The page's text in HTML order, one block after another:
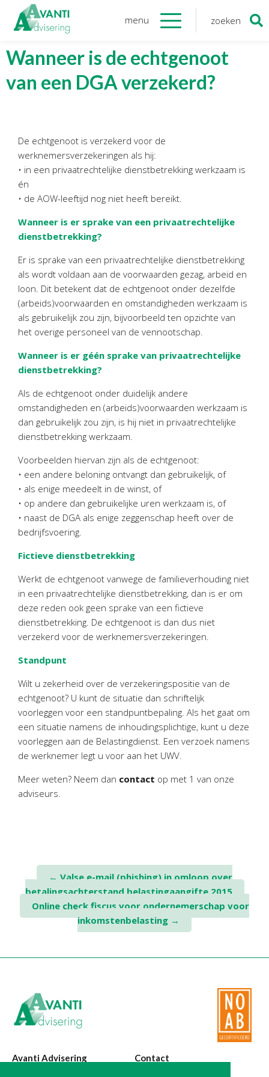
menu zoeken
Organisatie
Onze medewerkers
Sponsoring
Onze diensten
Financiele Administratie
Startersbegeleiding
Tijdelijk financieel personeel
Personeel & Organisatie
Bedrijfseconomisch advies
Belastingadvies Purmerend
Online boekhouden
Nieuws&informatie
Nieuwsbrief
Nieuwsoverzicht
Handige links
Contact
AvantiOnline
Visionplanner – Rapportage
Klantenportaal – Online dossiers
Online Salaris – Salarissen
Nextens-Accorderen aangiften
Zoeken
naar:
Wanneer is de echtgenoot
van een DGA verzekerd?
De echtgenoot is verzekerd voor de
werknemersverzekeringen als hij:
• in een privaatrechtelijke dienstbetrekking werkzaam is
én
• de AOW-leeftijd nog niet heeft bereikt.
Wanneer is er sprake van een privaatrechtelijke
dienstbetrekking?
Er is sprake van een privaatrechtelijke dienstbetrekking
als wordt voldaan aan de voorwaarden gezag, arbeid en
loon. Dit betekent dat de echtgenoot onder dezelfde
(arbeids)voorwaarden en omstandigheden werkzaam is
als gebruikelijk zou zijn, bijvoorbeeld ten opzichte van
het overige personeel van de vennootschap.
Wanneer is er géén sprake van privaatrechtelijke
dienstbetrekking?
Als de echtgenoot onder duidelijk andere
omstandigheden en (arbeids)voorwaarden werkzaam is
dan gebruikelijk zou zijn, is hij niet in privaatrechtelijke
dienstbetrekking werkzaam.
Voorbeelden hiervan zijn als de echtgenoot:
• een andere beloning ontvangt dan gebruikelijk, of
• als enige meedeelt in de winst, of
• op andere dan gebruikelijke uren werkzaam is, of
• naast de DGA als enige zeggenschap heeft over de
bedrijfsvoering.
Fictieve dienstbetrekking
Werkt de echtgenoot vanwege de familieverhouding niet
in een privaatrechtelijke dienstbetrekking, dan is er om
deze reden ook geen sprake van een fictieve
dienstbetrekking. De echtgenoot is dan dus niet
verzekerd voor de werknemersverzekeringen.
Standpunt
Wilt u zekerheid over de verzekeringspositie van de
echtgenoot? U kunt de situatie dan schriftelijk
voorleggen voor een standpuntbepaling. Als het gaat om
een situatie namens de inhoudingsplichtige, kunt u deze
voorleggen aan de Belastingdienst. Een verzoek namens
de werknemer legt u voor aan het UWV.
Meer weten? Neem dan contact op met 1 van onze
adviseurs.
Post
navigation
← Valse e-mail (phishing) in omloop over
betalingsachterstand belastingaangifte 2015
Online check fiscus voor ondernemerschap voor
inkomstenbelasting →
Avanti Advisering Contact